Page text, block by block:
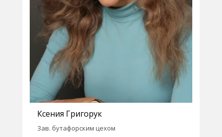
Ксения Григорук
Зав. бутафорским цехом